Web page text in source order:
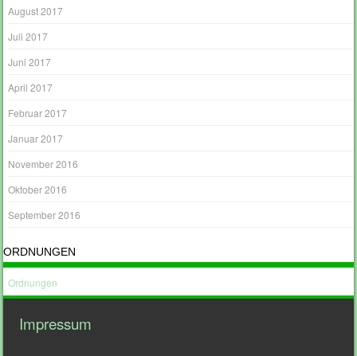
August 2017
Juli 2017
Juni 2017
April 2017
Februar 2017
Januar 2017
November 2016
Oktober 2016
September 2016
ORDNUNGEN
Ordnungen
Impressum